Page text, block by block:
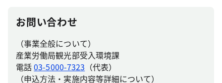
お問い合わせ
（事業全般について）
産業労働局観光部受入環境課
電話03-5000-7323 （代表）
（申込方法・実施内容等詳細について）